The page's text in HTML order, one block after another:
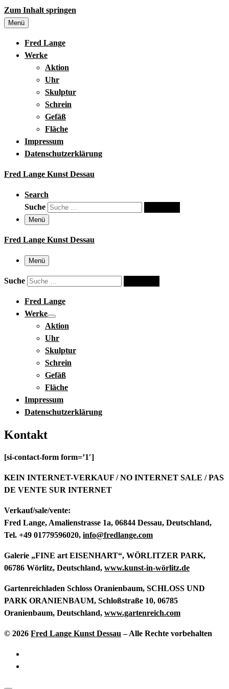
Zum Inhalt springen
Menü
Fred Lange
Werke
Aktion
Uhr
Skulptur
Schrein
Gefäß
Fläche
Impressum
Datenschutzerklärung
Fred Lange Kunst Dessau
Search
Suche
Menü
Fred Lange Kunst Dessau
Menü
Suche
Fred Lange
Werke
Aktion
Uhr
Skulptur
Schrein
Gefäß
Fläche
Impressum
Datenschutzerklärung
Kontakt
[si-contact-form form=’1′]
KEIN INTERNET-VERKAUF / NO INTERNET SALE / PAS
DE VENTE SUR INTERNET
Verkauf/sale/vente:
Fred Lange, Amalienstrasse 1a, 06844 Dessau, Deutschland,
Tel. +49 01779596020, info@fredlange.com
Galerie „FINE art EISENHART“, WÖRLITZER PARK,
06786 Wörlitz, Deutschland, www.kunst-in-wörlitz.de
Gartenreichladen Schloss Oranienbaum, SCHLOSS UND
PARK ORANIENBAUM, Schloßstraße 10, 06785
Oranienbaum, Deutschland, www.gartenreich.com
© 2026 Fred Lange Kunst Dessau – Alle Rechte vorbehalten